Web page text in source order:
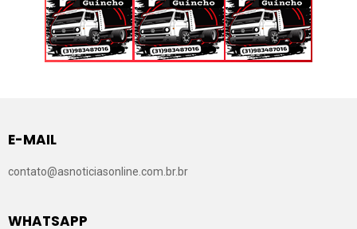
E-MAIL
contato@asnoticiasonline.com.br.br
WHATSAPP